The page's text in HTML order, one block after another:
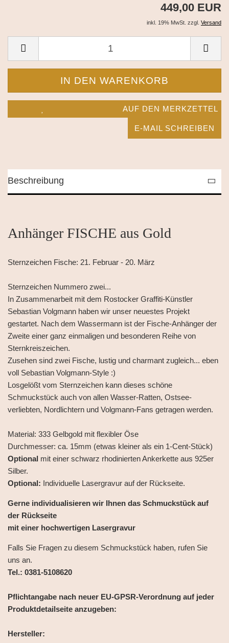
449,00 EUR
inkl. 19% MwSt. zzgl. Versand
AUF DEN MERKZETTEL
E-MAIL SCHREIBEN
Beschreibung
Anhänger FISCHE aus Gold
Sternzeichen Fische: 21. Februar - 20. März
Sternzeichen Nummero zwei...
In Zusammenarbeit mit dem Rostocker Graffiti-Künstler
Sebastian Volgmann haben wir unser neuestes Projekt
gestartet. Nach dem Wassermann ist der Fische-Anhänger der
Zweite einer ganz einmaligen und besonderen Reihe von
Sternkreiszeichen.
Zusehen sind zwei Fische, lustig und charmant zugleich... eben
voll Sebastian Volgmann-Style :)
Losgelößt vom Sternzeichen kann dieses schöne
Schmuckstück auch von allen Wasser-Ratten, Ostsee-
verliebten, Nordlichtern und Volgmann-Fans getragen werden.
Material: 333 Gelbgold mit flexibler Öse
Durchmesser: ca. 15mm (etwas kleiner als ein 1-Cent-Stück)
Optional mit einer schwarz rhodinierten Ankerkette aus 925er
Silber.
Optional: Individuelle Lasergravur auf der Rückseite.
Gerne individualisieren wir Ihnen das Schmuckstück auf
der Rückseite
mit einer hochwertigen Lasergravur
Falls Sie Fragen zu diesem Schmuckstück haben, rufen Sie
uns an.
Tel.: 0381-5108620
Pflichtangabe nach neuer EU-GPSR-Verordnung auf jeder
Produktdetailseite anzugeben:
Hersteller: